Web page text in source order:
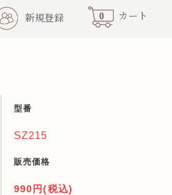
新規登録 0 カート
型番
SZ215
販売価格
990円(税込)